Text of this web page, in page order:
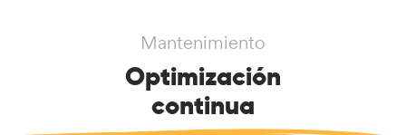
Mantenimiento
Optimización
continua